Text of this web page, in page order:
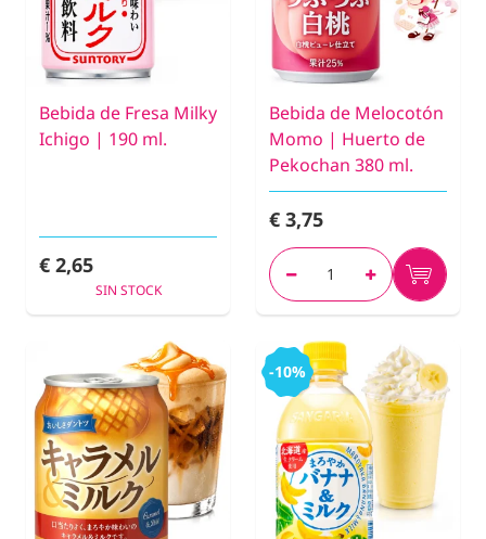
Bebida de Fresa Milky
Ichigo | 190 ml.
€ 2,65
SIN STOCK
Bebida de Melocotón
Momo | Huerto de
Pekochan 380 ml.
€ 3,75
-10%